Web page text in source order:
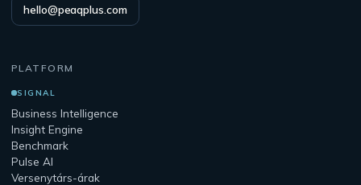
hello@peaqplus.com
PLATFORM
SIGNAL
Business Intelligence
Insight Engine
Benchmark
Pulse AI
Versenytárs-árak